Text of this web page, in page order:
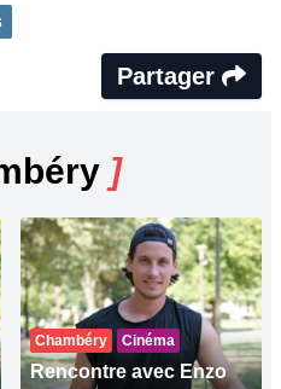
Partager
]
Chambéry Cinéma
Rencontre avec Enzo